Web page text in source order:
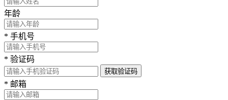
年龄
* 手机号
* 验证码
获取验证码
* 邮箱